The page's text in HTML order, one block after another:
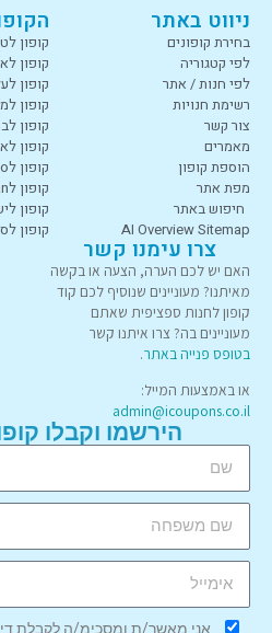
ניווט באתר
בחירת קופונים
לפי קטגוריה
לפי חנות / אתר
רשימת חנויות
צור קשר
מאמרים
הוספת קופון
מפת אתר
חיפוש באתר
AI Overview Sitemap
קופון
קופון
קופון
קופון
קופון
קופון
קופון לeSimo
קופון לurban
קופון
קופון
צרו עימנו קשר
האם יש לכם הערה, הצעה או בקשה
מאיתנו? מעוניינים שנוסיף לכם קוד
קופון לחנות ספציפית שאתם
מעוניינים בה? צרו איתנו קשר
בטופס פנייה באתר.
או באמצעות המייל:
admin@icoupons.co.il
הירשמו וקבלו
אני מאשר/ת ומסכימ/ה לקבלת